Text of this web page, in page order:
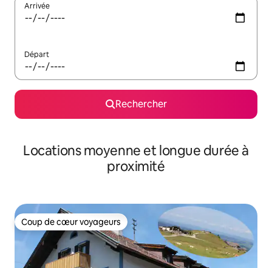
Arrivée
Départ
Rechercher
Locations moyenne et longue durée à
proximité
Coup de cœur voyageurs
Coup de cœur voyageurs